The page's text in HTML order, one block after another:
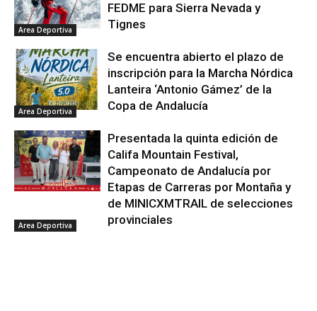
Area Deportiva
FEDME para Sierra Nevada y
Tignes
Area Deportiva
Se encuentra abierto el plazo de
inscripción para la Marcha Nórdica
Lanteira ‘Antonio Gámez’ de la
Copa de Andalucía
Area Deportiva
Presentada la quinta edición de
Califa Mountain Festival,
Campeonato de Andalucía por
Etapas de Carreras por Montaña y
de MINICXMTRAIL de selecciones
provinciales